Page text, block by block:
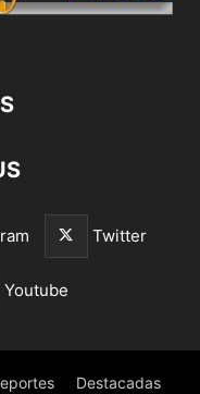
Twitter
Youtube
Destacadas